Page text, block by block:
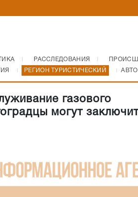
РАССЛЕДОВАНИЯ
РЕГИОН ТУРИСТИЧЕСКИЙ АВТО
газового
могут